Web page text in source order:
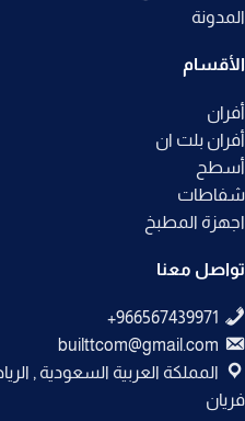
المدونة
الأقسام
أفران
أفران بلت ان
أسطح
شفاطات
اجهزة المطبخ
تواصل معنا
builttcom@gmail.com
المملكة العربية السعودية ,
فريان